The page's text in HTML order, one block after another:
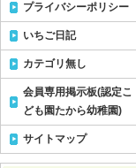
プライバシーポリシー
いちご日記
カテゴリ無し
会員専用掲示板(認定こ
ども園たから幼稚園)
サイトマップ